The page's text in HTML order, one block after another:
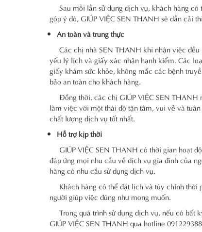
Sau mỗi lần sử dụng dịch vụ, khách hàng có
góp ý đó, GIÚP VIỆC SEN THANH sẽ dần cải
An toàn và trung thực
Các chị nhà SEN THANH khi nhận việc đều
yếu lý lịch và giấy xác nhận hạnh kiểm. Các
giấy khám sức khỏe, không mắc các bệnh
bảo an toàn cho khách hàng.
Đồng thời, các chị GIÚP VIỆC SEN THANH
làm việc với một thái độ tận tâm, vui vẻ và
chất lượng dịch vụ tốt nhất.
Hỗ trợ kịp thời
GIÚP VIỆC SEN THANH có thời gian hoạt
đáp ứng mọi nhu cầu về dịch vụ gia đình của
hàng có nhu cầu sử dụng dịch vụ.
Khách hàng có thể đặt lịch và tùy chỉnh thời
người giúp việc đúng như mong muốn.
Trong quá trình sử dụng dịch vụ, nếu có bất
GIÚP VIỆC SEN THANH qua hotline